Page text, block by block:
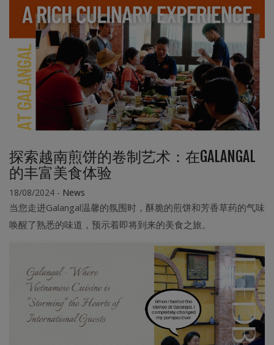
探索越南煎饼的卷制艺术：在GALANGAL
的丰富美食体验
18/08/2024 - News
当您走进Galangal温馨的氛围时，酥脆的煎饼和芳香草药的气味
唤醒了熟悉的味道，预示着即将到来的美食之旅。